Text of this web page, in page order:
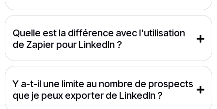
Quelle est la différence avec l'utilisation
de Zapier pour LinkedIn ?
Y a-t-il une limite au nombre de prospects
que je peux exporter de LinkedIn ?